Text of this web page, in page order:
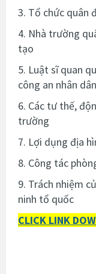
3. Tổ chức quân
4. Nhà trường
tạo
5. Luật sĩ quan
công an nhân dân
6. Các tư thế,
trường
7. Lợi dụng địa
8. Công tác
9. Trách nhiệm
ninh tổ quốc
CLICK LINK